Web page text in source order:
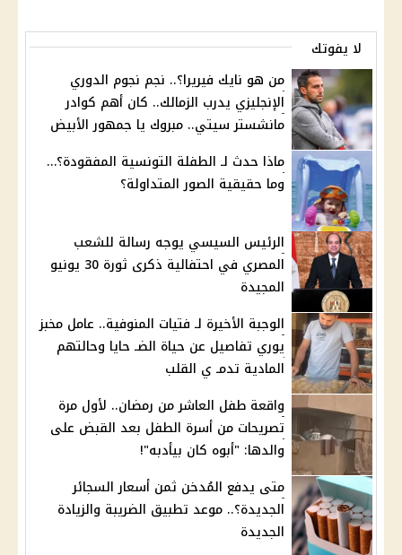
لا يفوتك
من هو نايك فيريرا؟.. نجم نجوم الدوري
الإنجليزي يدرب الزمالك.. كان أهم كوادر
مانشستر سيتي.. مبروك يا جمهور الأبيض
ماذا حدث لـ الطفلة التونسية المفقودة؟…
وما حقيقية الصور المتداولة؟
الرئيس السيسي يوجه رسالة للشعب
المصري في احتفالية ذكرى ثورة 30 يونيو
المجيدة
الوجبة الأخيرة لـ فتيات المنوفية.. عامل مخبز
يوري تفاصيل عن حياة الضـ حايا وحالتهم
المادية تدمـ ي القلب
واقعة طفل العاشر من رمضان.. لأول مرة
تصريحات من أسرة الطفل بعد القبض على
والدها: "أبوه كان بيأدبه"!
متى يدفع المُدخن ثمن أسعار السجائر
الجديدة؟.. موعد تطبيق الضريبة والزيادة
الجديدة